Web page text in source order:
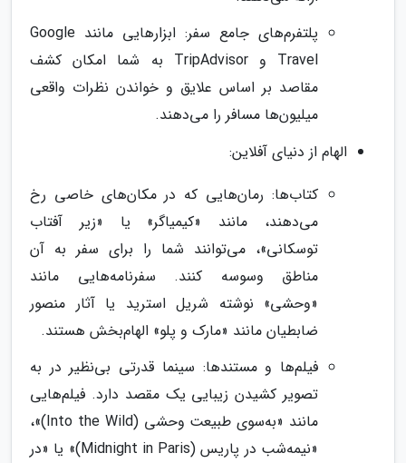
پلتفرم‌های جامع سفر: ابزارهایی مانند Google
Travel و TripAdvisor به شما امکان کشف
مقاصد بر اساس علایق و خواندن نظرات واقعی
میلیون‌ها مسافر را می‌دهند.
الهام از دنیای آفلاین:
کتاب‌ها: رمان‌هایی که در مکان‌های خاصی رخ
می‌دهند، مانند «کیمیاگر» یا «زیر آفتاب
توسکانی»، می‌توانند شما را برای سفر به آن
مناطق وسوسه کنند. سفرنامه‌هایی مانند
«وحشی» نوشته شریل استرید یا آثار منصور
ضابطیان مانند «مارک و پلو» الهام‌بخش هستند.
فیلم‌ها و مستندها: سینما قدرتی بی‌نظیر در به
تصویر کشیدن زیبایی یک مقصد دارد. فیلم‌هایی
مانند «به‌سوی طبیعت وحشی (Into the Wild)»،
«نیمه‌شب در پاریس (Midnight in Paris)» یا «در